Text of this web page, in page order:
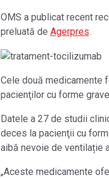
OMS a publicat recent
preluată de Agerpres.
Cele două medicamente
pacienţilor cu forme
Datele a 27 de studii
deces la pacienţii cu
aibă nevoie de ventilație
„Aceste medicamente